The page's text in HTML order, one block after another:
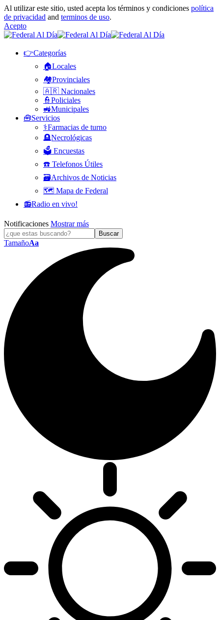
Al utilizar este sitio, usted acepta los términos y condiciones política
de privacidad and terminos de uso.
Acepto
👉Categorías
🏠Locales
🏘️Provinciales
🇦🇷 Nacionales
👮Policiales
🚜Municipales
🧰Servicios
⚕️Farmacias de turno
🪦Necrológicas
🗳️ Encuestas
☎️ Telefonos Útiles
🗃️Archivos de Noticias
🗺️ Mapa de Federal
📻Radio en vivo!
Notificaciones Mostrar más
TamañoAa